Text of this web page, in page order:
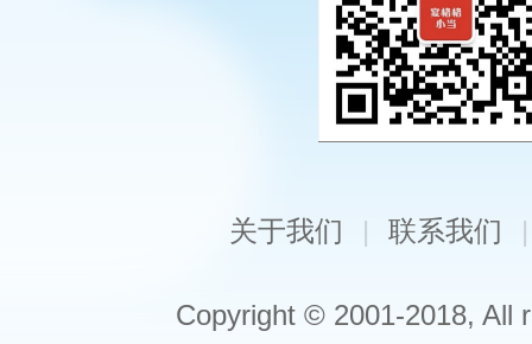
关于我们 | 联系我们 |
Copyright © 2001-2018, All